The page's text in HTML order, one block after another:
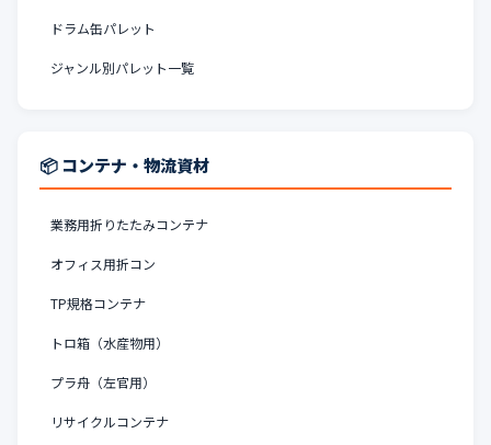
ドラム缶パレット
ジャンル別パレット一覧
📦 コンテナ・物流資材
業務用折りたたみコンテナ
オフィス用折コン
TP規格コンテナ
トロ箱（水産物用）
プラ舟（左官用）
リサイクルコンテナ